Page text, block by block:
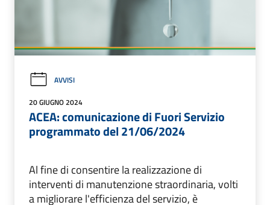
AVVISI
20 GIUGNO 2024
ACEA: comunicazione di Fuori Servizio
programmato del 21/06/2024
Al fine di consentire la realizzazione di
interventi di manutenzione straordinaria, volti
a migliorare l'efficienza del servizio, è